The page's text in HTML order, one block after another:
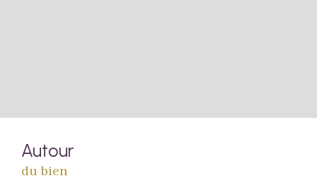
Autour
du bien